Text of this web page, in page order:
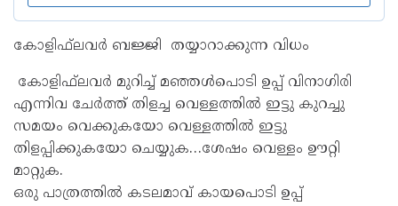
കോളിഫ്‌ലവർ ബജ്ജി തയ്യാറാക്കുന്ന വിധം
കോളിഫ്‌ലവർ മുറിച്ച് മഞ്ഞൾപൊടി ഉപ്പ് വിനാഗിരി
എന്നിവ ചേർത്ത് തിളച്ച വെള്ളത്തിൽ ഇട്ടു കുറച്ചു
സമയം വെക്കുകയോ വെള്ളത്തിൽ ഇട്ടു
തിളപ്പിക്കുകയോ ചെയ്യുക…ശേഷം വെള്ളം ഊറ്റി
മാറ്റുക.
ഒരു പാത്രത്തിൽ കടലമാവ് കായപൊടി ഉപ്പ്